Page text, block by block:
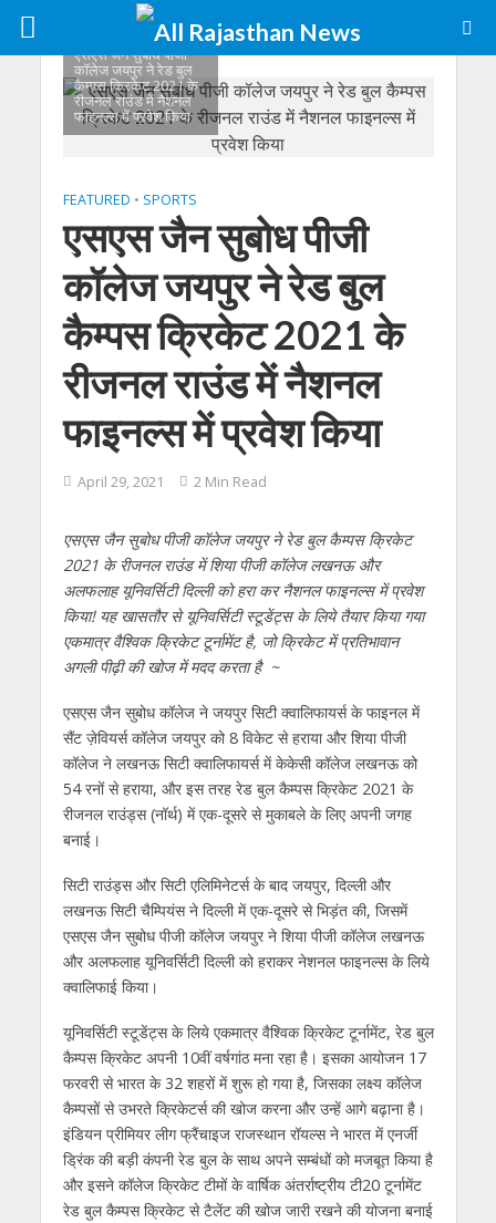
एसएस जैन सुबोध पीजी
कॉलेज जयपुर ने रेड बुल
कैम्‍पस क्रिकेट 2021 के
रीजनल राउंड में नैशनल
फाइनल्‍स में प्रवेश किया
FEATURED • SPORTS
एसएस जैन सुबोध पीजी
कॉलेज जयपुर ने रेड बुल
कैम्पस क्रिकेट 2021 के
रीजनल राउंड में नैशनल
फाइनल्स में प्रवेश किया
April 29, 2021 2 Min Read
एसएस जैन सुबोध पीजी कॉलेज जयपुर ने रेड बुल कैम्‍पस क्रिकेट
2021 के रीजनल राउंड में शिया पीजी कॉलेज लखनऊ और
अलफलाह यूनिवर्सिटी दिल्‍ली को हरा कर नैशनल फाइनल्‍स में प्रवेश
किया! यह खासतौर से यूनिवर्सिटी स्‍टूडेंट्स के लिये तैयार किया गया
एकमात्र वैश्विक क्रिकेट टूर्नामेंट है, जो क्रिकेट में प्रतिभावान
अगली पीढ़ी की खोज में मदद करता है ~
एसएस जैन सुबोध कॉलेज ने जयपुर सिटी क्‍वालिफायर्स के फाइनल में
सैंट ज़ेवियर्स कॉलेज जयपुर को 8 विकेट से हराया और शिया पीजी
कॉलेज ने लखनऊ सिटी क्‍वालिफायर्स में केकेसी कॉलेज लखनऊ को
54 रनों से हराया, और इस तरह रेड बुल कैम्‍पस क्रिकेट 2021 के
रीजनल राउंड्स (नॉर्थ) में एक-दूसरे से मुकाबले के लिए अपनी जगह
बनाई।
सिटी राउंड्स और सिटी एलिमिनेटर्स के बाद जयपुर, दिल्‍ली और
लखनऊ सिटी चैम्पियंस ने दिल्‍ली में एक-दूसरे से भिड़ंत की, जिसमें
एसएस जैन सुबोध पीजी कॉलेज जयपुर ने शिया पीजी कॉलेज लखनऊ
और अलफलाह यूनिवर्सिटी दिल्‍ली को हराकर नेशनल फाइनल्‍स के लिये
क्‍वालिफाई किया।
यूनिवर्सिटी स्‍टूडेंट्स के लिये एकमात्र वैश्विक क्रिकेट टूर्नामेंट, रेड बुल
कैम्‍पस क्रिकेट अपनी 10वीं वर्षगांठ मना रहा है। इसका आयोजन 17
फरवरी से भारत के 32 शहरों में शुरू हो गया है, जिसका लक्ष्‍य कॉलेज
कैम्‍पसों से उभरते क्रिकेटर्स की खोज करना और उन्‍हें आगे बढ़ाना है।
इंडियन प्रीमियर लीग फ्रैंचाइज राजस्‍थान रॉयल्‍स ने भारत में एनर्जी
ड्रिंक की बड़ी कंपनी रेड बुल के साथ अपने सम्‍बंधों को मजबूत किया है
और इसने कॉलेज क्रिकेट टीमों के वार्षिक अंतर्राष्‍ट्रीय टी20 टूर्नामेंट
रेड बुल कैम्‍पस क्रिकेट से टैलेंट की खोज जारी रखने की योजना बनाई